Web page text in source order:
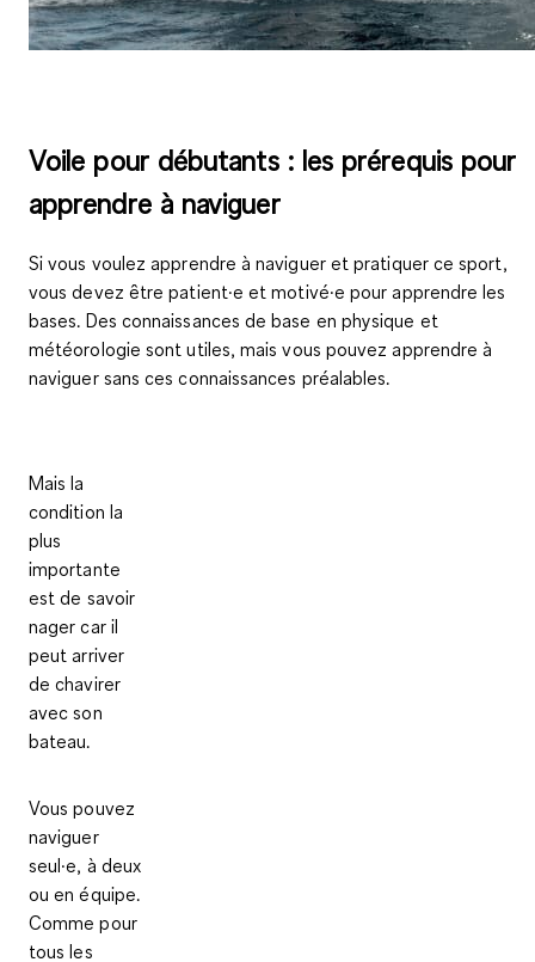
Voile pour débutants : les prérequis pour
apprendre à naviguer
Si vous voulez apprendre à naviguer et pratiquer ce sport,
vous devez être patient·e et motivé·e pour apprendre les
bases. Des connaissances debase en physique et
météorologie sont utiles, mais vous pouvez apprendre à
naviguer sans ces connaissances préalables.
Mais la
condition la
plus
importante
est de savoir
nager car il
peut arriver
de chavirer
avec son
bateau.
Vous pouvez
naviguer
seul·e, à deux
ou en équipe.
Comme pour
tous les